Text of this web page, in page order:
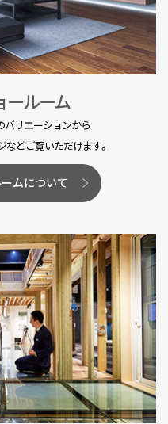
ールーム
バリエーションから
どご覧いただけます。
ムについて